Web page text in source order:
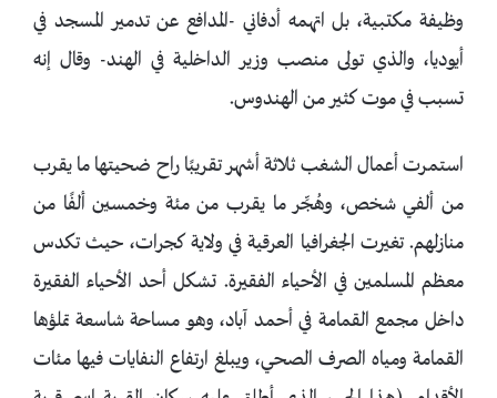
وظيفة مكتبية، بل اتهمه أدفاني -المدافع عن تدمير المسجد في
أيوديا، والذي تولى منصب وزير الداخلية في الهند- وقال إنه
تسبب في موت كثير من الهندوس.
استمرت أعمال الشغب ثلاثة أشهر تقريبًا راح ضحيتها ما يقرب
من ألفي شخص، وهُجِّر ما يقرب من مئة وخمسين ألفًا من
منازلهم. تغيرت الجغرافيا العرقية في ولاية كجرات، حيث تكدس
معظم المسلمين في الأحياء الفقيرة. تشكل أحد الأحياء الفقيرة
داخل مجمع القمامة في أحمد آباد، وهو مساحة شاسعة تملؤها
القمامة ومياه الصرف الصحي، ويبلغ ارتفاع النفايات فيها مئات